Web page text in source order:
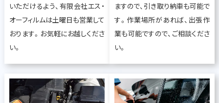
いただけるよう、有限会社エス・
オーフィルムは土曜日も営業して
おります。お気軽にお越しくださ
い。
ますので、引き取り納車も可能で
す。作業場所があれば、出張作
業も可能ですので、ご相談くださ
い。